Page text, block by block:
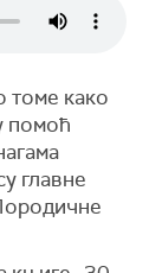
томе како
помоћ
главне